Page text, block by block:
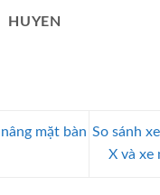
HUYEN
mặt bàn So sánh
X và xe